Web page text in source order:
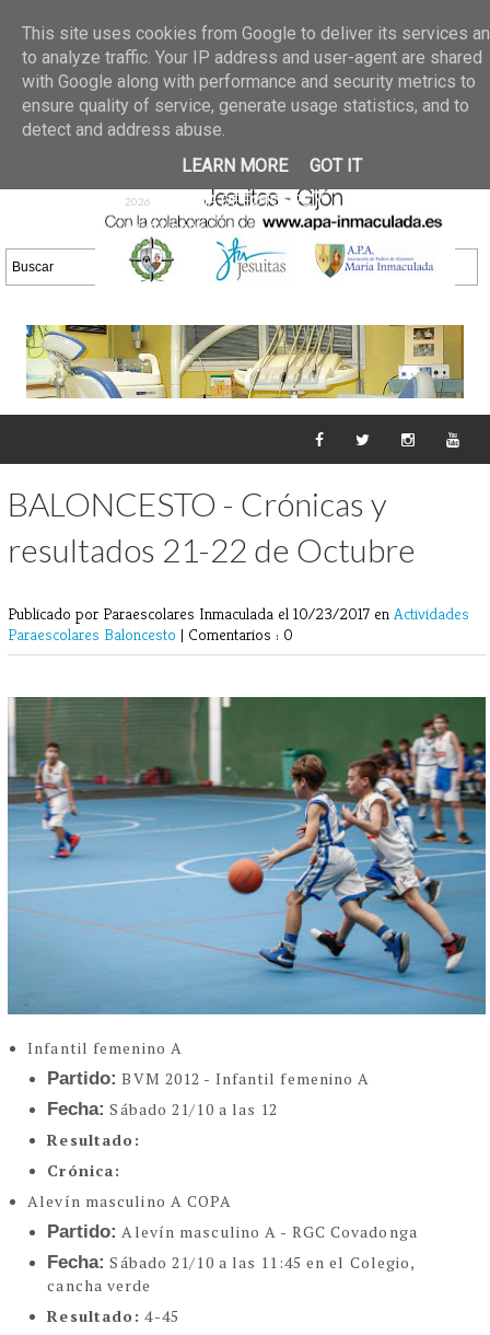
02 jun 2026
GALERIA DE FOTOS
30/05/2026
25 may 2026
GALERIA
DE FOTOS 23/05/2026
20 may
2026
GALERIA DE FOTOS
16/05/2026
DE FOTOS 09/05/2026
28 abr
2026
GALERIA DE FOTOS 25 Y
26/04/2026
BALONCESTO - Crónicas y
resultados 21-22 de Octubre
Publicado por Paraescolares Inmaculada el 10/23/2017 en Actividades
Paraescolares Baloncesto | Comentarios : 0
Infantil femenino A
Partido: BVM 2012 - Infantil femenino A
Fecha: Sábado 21/10 a las 12
Resultado:
Crónica:
Alevín masculino A COPA
Partido: Alevín masculino A - RGC Covadonga
Fecha: Sábado 21/10 a las 11:45 en el Colegio,
cancha verde
Resultado: 4-45
This site uses cookies from Google to deliver its services
to analyze traffic. Your IP address and user-agent are shared
with Google along with performance and security metrics to
ensure quality of service, generate usage statistics, and to
detect and address abuse.
LEARN MORE
GOT IT